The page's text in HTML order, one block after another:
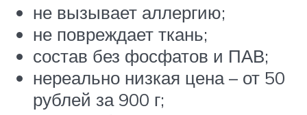
не вызывает аллергию;
не повреждает ткань;
состав без фосфатов и ПАВ;
нереально низкая цена – от 50
рублей за 900 г;